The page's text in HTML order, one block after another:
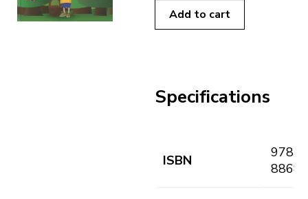
Add to cart
Specifications
ISBN
978-